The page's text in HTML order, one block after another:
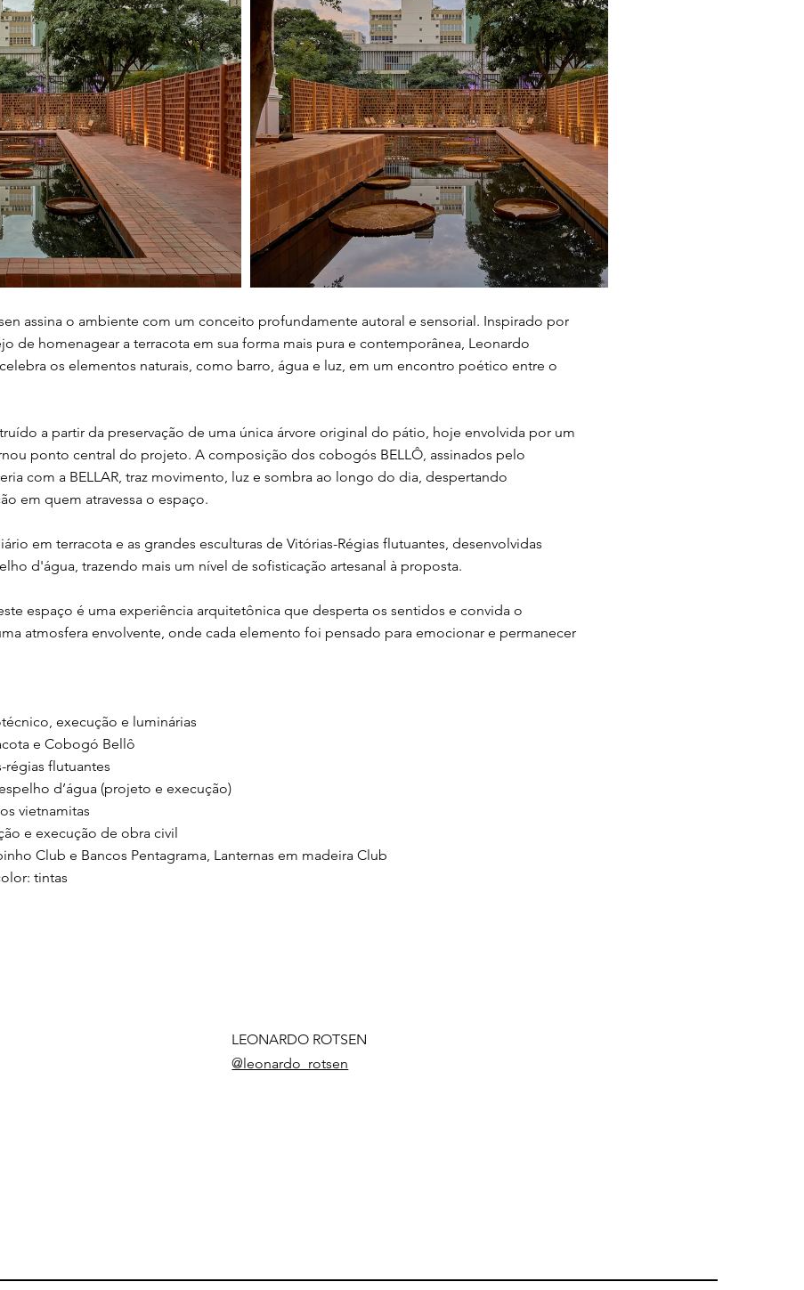
assina o ambiente com um conceito profundamente autoral e sensorial. Inspirado por
de homenagear a terracota em sua forma mais pura e contemporânea, Leonardo
os elementos naturais, como barro, água e luz, em um encontro poético entre o
a partir da preservação de uma única árvore original do pátio, hoje envolvida por um
ponto central do projeto. A composição dos cobogós BELLÔ, assinados pelo
com a BELLAR, traz movimento, luz e sombra ao longo do dia, despertando
em quem atravessa o espaço.
em terracota e as grandes esculturas de Vitórias-Régias flutuantes, desenvolvidas
d'água, trazendo mais um nível de sofisticação artesanal à proposta.
espaço é uma experiência arquitetônica que desperta os sentidos e convida o
atmosfera envolvente, onde cada elemento foi pensado para emocionar e permanecer
execução e luminárias
e Cobogó Bellô
régias flutuantes
d’água (projeto e execução)
vietnamitas
e execução de obra civil
Club e Bancos Pentagrama, Lanternas em madeira Club
tintas
LEONARDO ROTSEN
@leonardo_rotsen